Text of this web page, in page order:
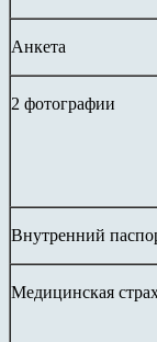
Анкета
2 фотографии
Внутренний
Медицинская